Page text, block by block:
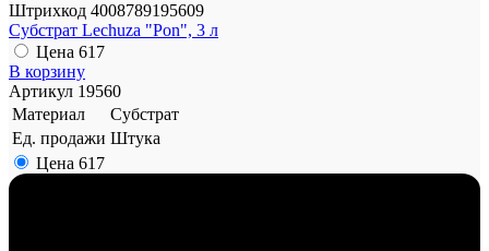
Штрихкод 4008789195609
Субстрат Lechuza "Pon", 3 л
Цена 617
В корзину
Артикул 19560
Материал
Субстрат
Ед. продажи Штука
Цена 617